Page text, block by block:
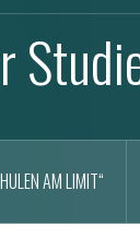
AM LIMIT“